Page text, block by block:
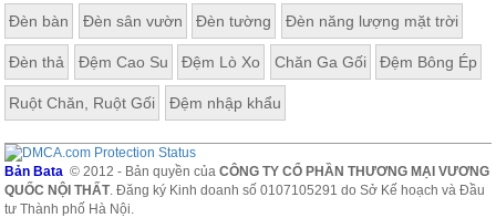
bếp
Nội
Thất
Ban
Công,
Vườn
Bàn
ghế
ban
Đèn bàn Đèn sân vườn Đèn tường Đèn năng lượng mặt trời
Đèn thả Đệm Cao Su Đệm Lò Xo Chăn Ga Gối Đệm Bông Ép
Ruột Chăn, Ruột Gối Đệm nhập khẩu
Bản Bata © 2012 - Bản quyền củaCÔNG TY CỔ PHẦN THƯƠNG MẠI VƯƠNG
QUỐC NỘI THẤT. Đăng ký Kinh doanh số 0107105291 do Sở Kế hoạch và Đầu
tư Thành phố Hà Nội.